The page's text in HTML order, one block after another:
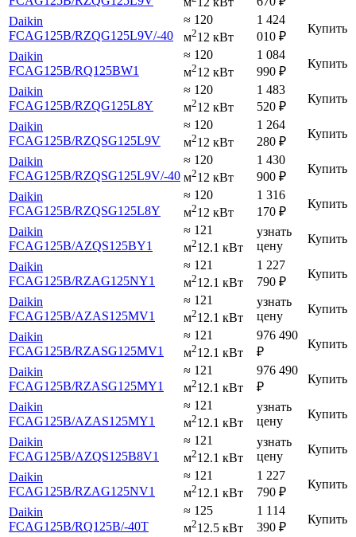
Daikin
FCAG125B/RZQG125L9V/-40
≈ 120
м212 кВт
1 424
010 ₽
Купить
Daikin
FCAG125B/RQ125BW1
≈ 120
м212 кВт
1 084
990 ₽
Купить
Daikin
FCAG125B/RZQG125L8Y
≈ 120
м212 кВт
1 483
520 ₽
Купить
Daikin
FCAG125B/RZQSG125L9V
≈ 120
м212 кВт
1 264
280 ₽
Купить
Daikin
FCAG125B/RZQSG125L9V/-40
≈ 120
м212 кВт
1 430
900 ₽
Купить
Daikin
FCAG125B/RZQSG125L8Y
≈ 120
м212 кВт
1 316
170 ₽
Купить
Daikin
FCAG125B/AZQS125BY1
≈ 121
м212.1 кВт
узнать
цену
Купить
Daikin
FCAG125B/RZAG125NY1
≈ 121
м212.1 кВт
1 227
790 ₽
Купить
Daikin
FCAG125B/AZAS125MV1
≈ 121
м212.1 кВт
узнать
цену
Купить
Daikin
FCAG125B/RZASG125MV1
≈ 121
м212.1 кВт
976 490
₽
Купить
Daikin
FCAG125B/RZASG125MY1
≈ 121
м212.1 кВт
976 490
₽
Купить
Daikin
FCAG125B/AZAS125MY1
≈ 121
м212.1 кВт
узнать
цену
Купить
Daikin
FCAG125B/AZQS125B8V1
≈ 121
м212.1 кВт
узнать
цену
Купить
Daikin
FCAG125B/RZAG125NV1
≈ 121
м212.1 кВт
1 227
790 ₽
Купить
Daikin
FCAG125B/RQ125B/-40T
≈ 125
м212.5 кВт
1 114
390 ₽
Купить